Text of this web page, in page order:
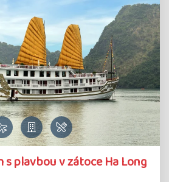
s plavbou v zátoce Ha Long